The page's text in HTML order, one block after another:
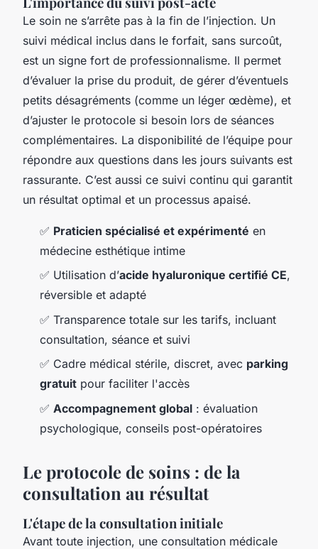
Le soin ne s’arrête pas à la fin de l’injection. Un
suivi médical inclus dans le forfait, sans surcoût,
est un signe fort de professionnalisme. Il permet
d’évaluer la prise du produit, de gérer d’éventuels
petits désagréments (comme un léger œdème), et
d’ajuster le protocole si besoin lors de séances
complémentaires. La disponibilité de l’équipe pour
répondre aux questions dans les jours suivants est
rassurante. C’est aussi ce suivi continu qui garantit
un résultat optimal et un processus apaisé.
✅ Praticien spécialisé et expérimenté en
médecine esthétique intime
✅ Utilisation d’acide hyaluronique certifié CE,
réversible et adapté
✅ Transparence totale sur les tarifs, incluant
consultation, séance et suivi
✅ Cadre médical stérile, discret, avec parking
gratuit pour faciliter l'accès
✅ Accompagnement global : évaluation
psychologique, conseils post-opératoires
Le protocole de soins : de la
consultation au résultat
L'étape de la consultation initiale
Avant toute injection, une consultation médicale